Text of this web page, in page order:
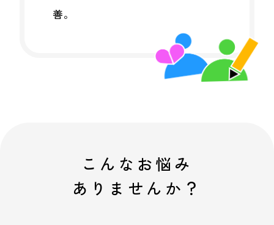
善。
こんなお悩み
ありませんか？